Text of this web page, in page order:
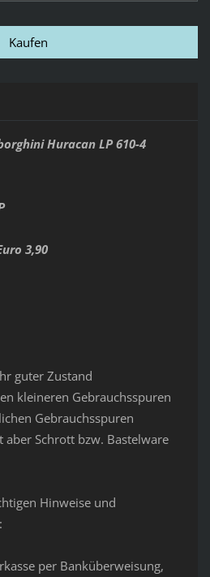
Huracan LP 610-4
3,90
guter Zustand
kleineren Gebrauchsspuren
Gebrauchsspuren
Schrott bzw. Bastelware
Hinweise und
per Banküberweisung,